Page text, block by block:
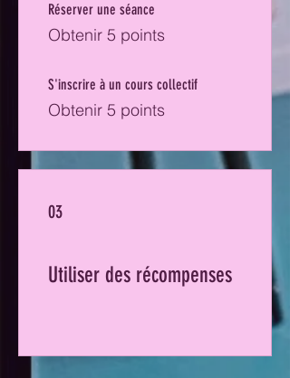
Réserver une séance
Obtenir 5 points
S'inscrire à un cours collectif
Obtenir 5 points
03
Utiliser des récompenses